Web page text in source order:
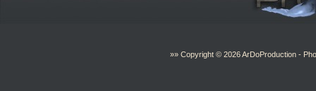
»» Copyright © 2026ArDoProduction -